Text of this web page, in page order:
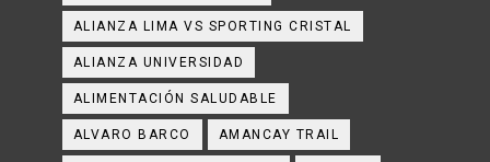
ALIANZA LIMA VS SPORTING CRISTAL
ALIANZA UNIVERSIDAD
ALIMENTACIÓN SALUDABLE
ALVARO BARCO AMANCAY TRAIL